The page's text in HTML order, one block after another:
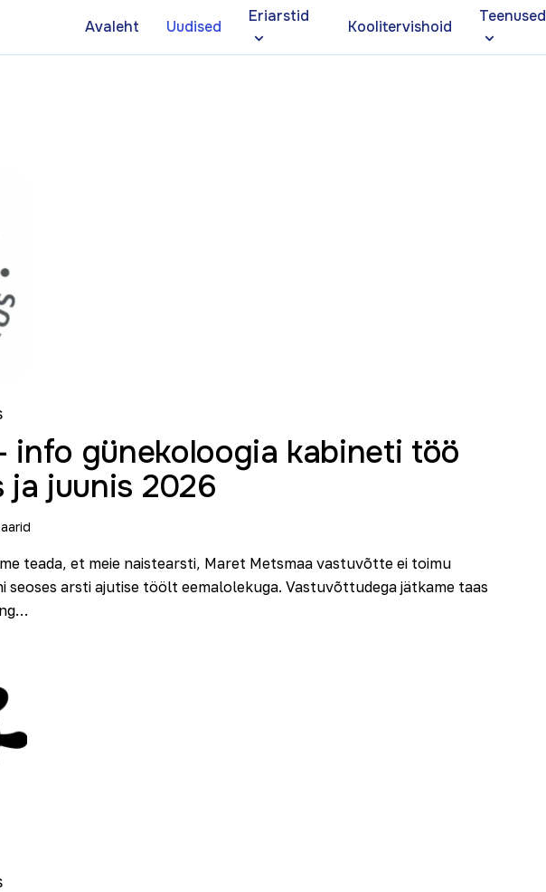
Avaleht Uudised
Eriarstid
Koolitervishoid
Teenused
info günekoloogia kabineti töö
ja juunis 2026
teada, et meie naistearsti, Maret Metsmaa vastuvõtte ei toimu
seoses arsti ajutise töölt eemalolekuga. Vastuvõttudega jätkame taas